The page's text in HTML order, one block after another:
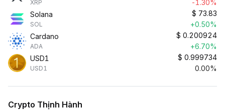
XRP
-1.30%
Solana
SOL
$ 73.83
+0.50%
Cardano
ADA
$ 0.200924
+6.70%
USD1
USD1
$ 0.999734
0.00%
Crypto Thịnh Hành